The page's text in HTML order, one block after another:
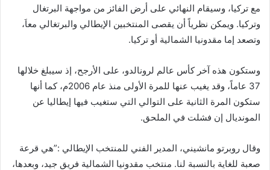
مع تركيا، وسيقام النهائي على أرض الفائز من مواجهة البرتغال
وتركيا. ويمكن نظرياً أن يقصى المنتخبين الإيطالي والبرتغالي معاَ،
وتصعد إما مقدونيا الشمالية أو تركيا.
وستكون هذه آخر كأس عالم لرونالدو، على الأرجح، إذ سيبلغ خلالها
37 عاماً، وقد يغيب عنها للمرة الأولى منذ عام 2006م، كما أنها
ستكون المرة الثانية على التوالي التي ستغيب فيها إيطاليا عن
المونديال إن فشلت في الملحق.
وقال روبرتو مانشيني، المدير الفني للمنتخب الإيطالي :”هي قرعة
صعبة للغاية بالنسبة لنا. منتخب مقدونيا الشمالية فريق جيد، وبعدها،